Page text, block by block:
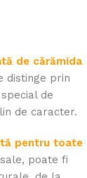
de cărămida
distinge prin
de
de caracter.
pentru toate
poate fi